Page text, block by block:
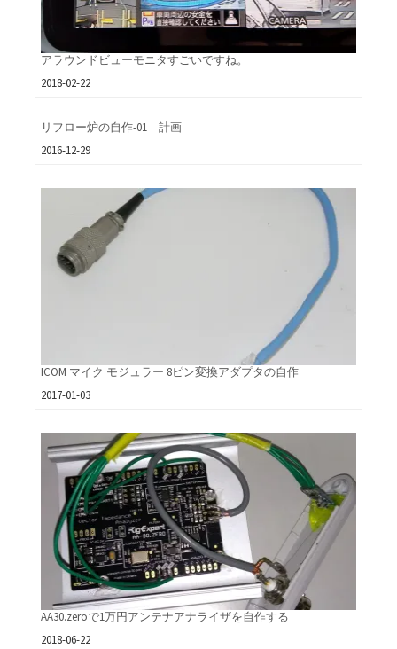
アラウンドビューモニタすごいですね。
日付
2018-02-22
リフロー炉の自作-01 計画
日付
2016-12-29
ICOM マイク モジュラー 8ピン変換アダプタの自作
日付
2017-01-03
AA30.zeroで1万円アンテナアナライザを自作する
日付
2018-06-22